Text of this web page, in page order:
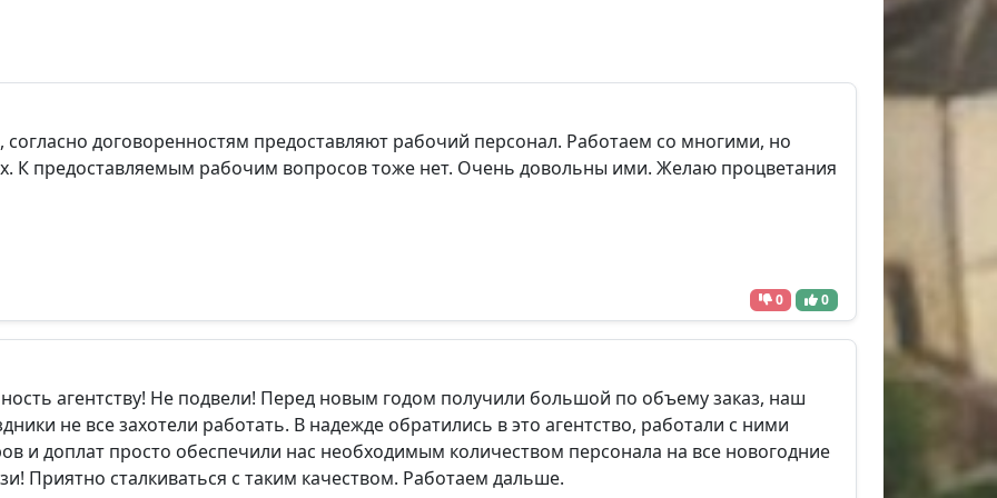
согласно договоренностям предоставляют рабочий персонал. Работаем со многими, но
К предоставляемым рабочим вопросов тоже нет. Очень довольны ими. Желаю процветания
0 0
агентству! Не подвели! Перед новым годом получили большой по объему заказ, наш
не все захотели работать. В надежде обратились в это агентство, работали с ними
и доплат просто обеспечили нас необходимым количеством персонала на все новогодние
Приятно сталкиваться с таким качеством. Работаем дальше.